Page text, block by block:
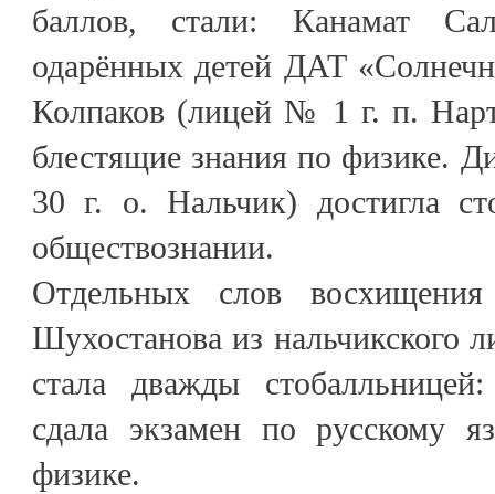
баллов, стали: Канамат
одарённых детей ДАТ
Колпаков (лицей № 1 г. п.
блестящие знания по физике.
30 г. о. Нальчик) достигла
обществознании.
Отдельных слов
Шухостанова из
стала дважды
сдала экзамен по русскому
физике.